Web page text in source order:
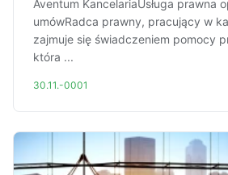
Aventum KancelariaUsługa prawna
umówRadca prawny, pracujący w
zajmuje się świadczeniem pomocy
która ...
30.11.-0001